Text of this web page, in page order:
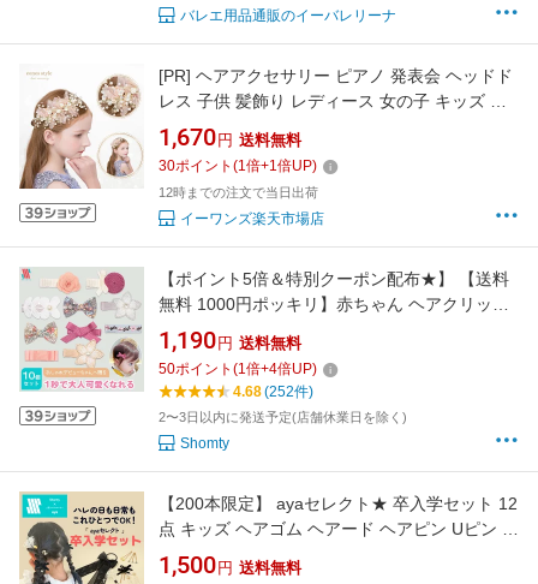
バレエ用品通販のイーバレリーナ
[PR] ヘアアクセサリー ピアノ 発表会 ヘッドド
レス 子供 髪飾り レディース 女の子 キッズ 花
リボン フォーマル ホワイト 淡い ピンク パール
ラインストーン ティアラ カチューシャ 結婚式
ブライダル ウエディング 写真撮影 (HC40 淡い
ピンク)
1,670 円 送料無料
30ポイント (1倍+1倍UP)
12時までの注文で当日出荷
イーワンズ楽天市場店
【ポイント5倍＆特別クーポン配布★】 【送料
無料 1000円ポッキリ】赤ちゃん ヘアクリップ
ヘアピン キッズ 10本 セット KIRAKIRA☆ 前髪
クリップ ヘアアクセサリー 髪留め 子供 赤ちゃ
ん ベビー かわいい おしゃれ 花 リボン お誕生
日 プレゼント Shomty
1,190 円 送料無料
50ポイント (1倍+4倍UP)
4.68(252件)
2〜3日以内に発送予定(店舗休業日を除く)
Shomty
【200本限定】 ayaセレクト★ 卒入学セット 12
点 キッズ ヘアゴム ヘアード ヘアピン Uピン リ
ボン 詰め合わせ 人気 痛くない かわいい 女の子
卒園式 入学式 新学期 学校 登校 登園 小学生 保
1,500 円 送料無料